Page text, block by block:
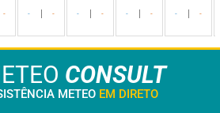
- - - - - - - - -
CONSULT
METEO EM DIRETO